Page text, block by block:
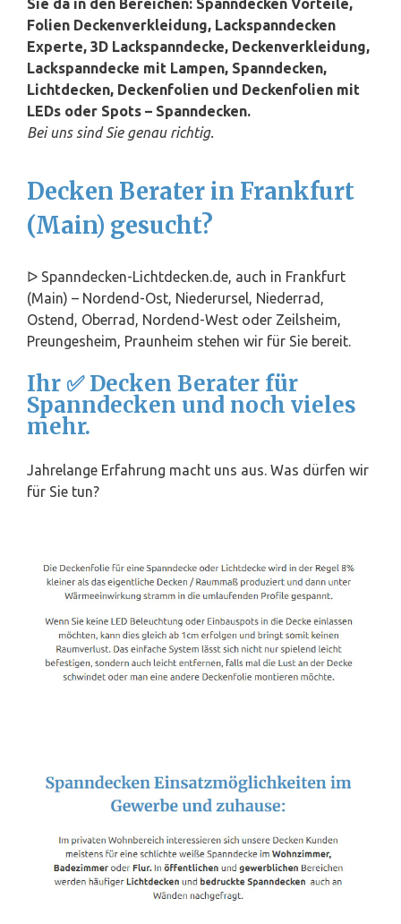
Sie da in den Bereichen: Spanndecken Vorteile,
Folien Deckenverkleidung, Lackspanndecken
Experte, 3D Lackspanndecke, Deckenverkleidung,
Lackspanndecke mit Lampen, Spanndecken,
Lichtdecken, Deckenfolien und Deckenfolien mit
LEDs oder Spots – Spanndecken.
Bei uns sind Sie genau richtig.
Decken Berater in Frankfurt
(Main) gesucht?
ᐅ Spanndecken-Lichtdecken.de, auch in Frankfurt
(Main) – Nordend-Ost, Niederursel, Niederrad,
Ostend, Oberrad, Nordend-West oder Zeilsheim,
Preungesheim, Praunheim stehen wir für Sie bereit.
Ihr ✅ Decken Berater für
Spanndecken und noch vieles
mehr.
Jahrelange Erfahrung macht uns aus. Was dürfen wir
für Sie tun?